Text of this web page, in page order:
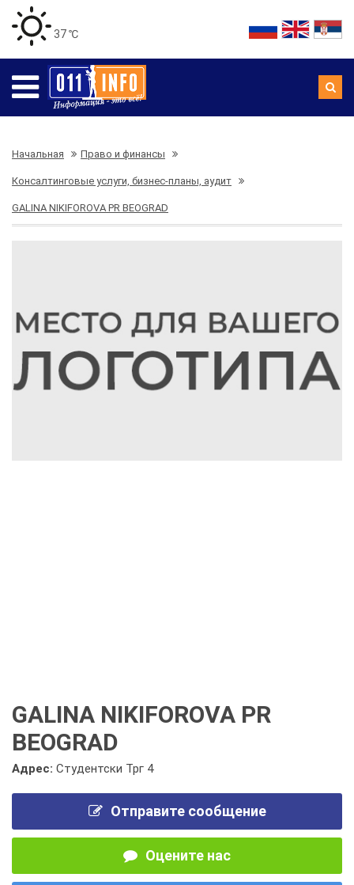
37 ℃
Начальная Право и финансы
Консалтинговые услуги, бизнес-планы, аудит
GALINA NIKIFOROVA PR BEOGRAD
GALINA NIKIFOROVA PR
BEOGRAD
Адрес: Студентски Трг 4
Отправите сообщение
Оцените нас